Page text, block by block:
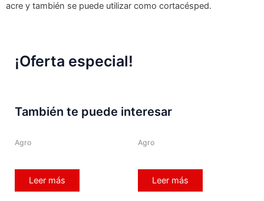
acre y también se puede utilizar como cortacésped.
¡Oferta especial!
También te puede interesar
Agro
Leer más
Agro
Leer más